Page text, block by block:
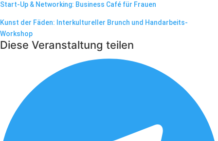
Start-Up & Networking: Business Café für Frauen
Kunst der Fäden: Interkultureller Brunch und Handarbeits-
Workshop
Diese Veranstaltung teilen